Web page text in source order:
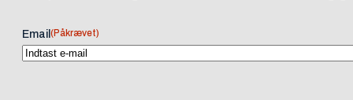
Email (Påkrævet)